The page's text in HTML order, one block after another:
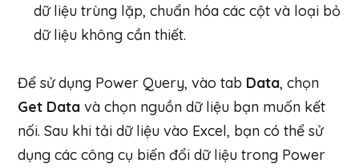
dữ liệu trùng lặp, chuẩn hóa các cột và loại bỏ
dữ liệu không cần thiết.
Để sử dụng Power Query, vào tab Data, chọn
Get Data và chọn nguồn dữ liệu bạn muốn kết
nối. Sau khi tải dữ liệu vào Excel, bạn có thể sử
dụng các công cụ biến đổi dữ liệu trong Power